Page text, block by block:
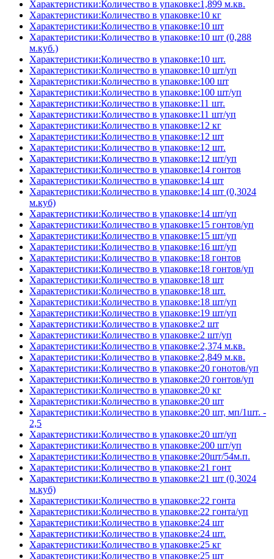
Характеристики:Количество в упаковке:1,899 м.кв.
Характеристики:Количество в упаковке:10 кг
Характеристики:Количество в упаковке:10 шт
Характеристики:Количество в упаковке:10 шт (0,288
м.куб.)
Характеристики:Количество в упаковке:10 шт.
Характеристики:Количество в упаковке:10 шт/уп
Характеристики:Количество в упаковке:100 шт
Характеристики:Количество в упаковке:100 шт/уп
Характеристики:Количество в упаковке:11 шт.
Характеристики:Количество в упаковке:11 шт/уп
Характеристики:Количество в упаковке:12 кг
Характеристики:Количество в упаковке:12 шт
Характеристики:Количество в упаковке:12 шт.
Характеристики:Количество в упаковке:12 шт/уп
Характеристики:Количество в упаковке:14 гонтов
Характеристики:Количество в упаковке:14 шт
Характеристики:Количество в упаковке:14 шт (0,3024
м.куб)
Характеристики:Количество в упаковке:14 шт/уп
Характеристики:Количество в упаковке:15 гонтов/уп
Характеристики:Количество в упаковке:15 шт/уп
Характеристики:Количество в упаковке:16 шт/уп
Характеристики:Количество в упаковке:18 гонтов
Характеристики:Количество в упаковке:18 гонтов/уп
Характеристики:Количество в упаковке:18 шт
Характеристики:Количество в упаковке:18 шт.
Характеристики:Количество в упаковке:18 шт/уп
Характеристики:Количество в упаковке:19 шт/уп
Характеристики:Количество в упаковке:2 шт
Характеристики:Количество в упаковке:2 шт/уп
Характеристики:Количество в упаковке:2,374 м.кв.
Характеристики:Количество в упаковке:2,849 м.кв.
Характеристики:Количество в упаковке:20 гонотов/уп
Характеристики:Количество в упаковке:20 гонтов/уп
Характеристики:Количество в упаковке:20 кг
Характеристики:Количество в упаковке:20 шт
Характеристики:Количество в упаковке:20 шт, мп/1шт. -
2,5
Характеристики:Количество в упаковке:20 шт/уп
Характеристики:Количество в упаковке:200 шт/уп
Характеристики:Количество в упаковке:20шт/54м.п.
Характеристики:Количество в упаковке:21 гонт
Характеристики:Количество в упаковке:21 шт (0,3024
м.куб)
Характеристики:Количество в упаковке:22 гонта
Характеристики:Количество в упаковке:22 гонта/уп
Характеристики:Количество в упаковке:24 шт
Характеристики:Количество в упаковке:24 шт.
Характеристики:Количество в упаковке:25 кг
Характеристики:Количество в упаковке:25 шт